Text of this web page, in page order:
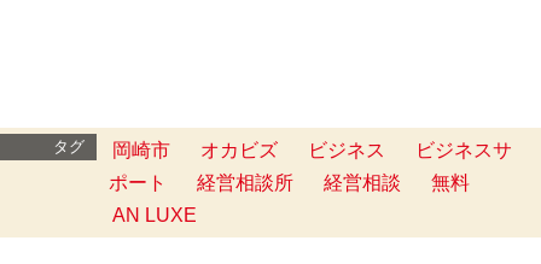
タグ 岡崎市 オカビズ ビジネス
ビジネスサ
ポート
経営相談所 経営相談
無料
AN LUXE